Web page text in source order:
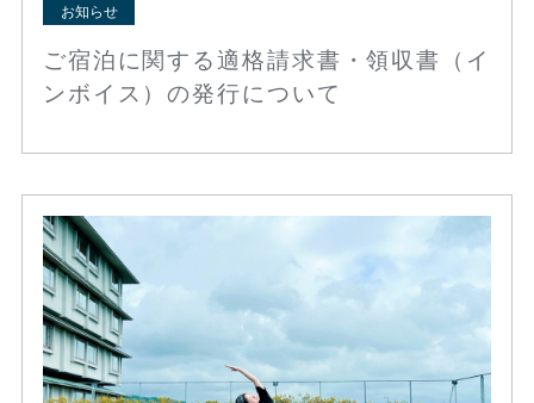
お知らせ
ご宿泊に関する適格請求書・領収書（イ
ンボイス）の発行について